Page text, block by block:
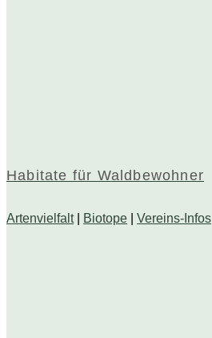
Habitate für Waldbewohner
Artenvielfalt| Biotope Vereins-Infos